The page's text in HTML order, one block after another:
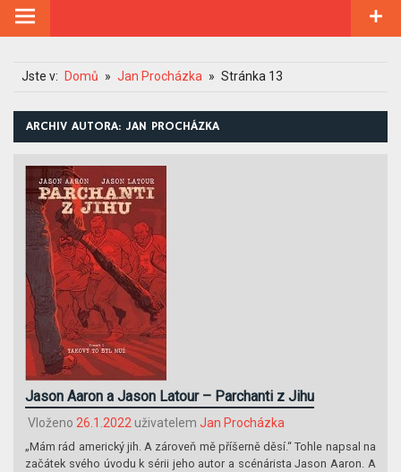
Jste v: Domů Jan Procházka Stránka 13
ARCHIV AUTORA: JAN PROCHÁZKA
Jason Aaron a Jason Latour – Parchanti z Jihu
Vloženo 26.1.2022 uživatelem Jan Procházka
„Mám rád americký jih. A zároveň mě příšerně děsí.“ Tohle napsal na
začátek svého úvodu k sérii jeho autor a scénárista Jason Aaron. A